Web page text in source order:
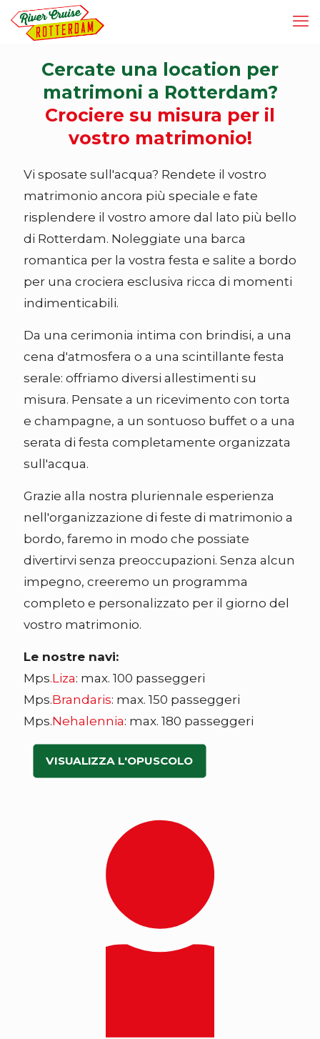
Cercate una location per
matrimoni a Rotterdam?
Crociere su misura per il
vostro matrimonio!
Vi sposate sull'acqua? Rendete il vostro
matrimonio ancora più speciale e fate
risplendere il vostro amore dal lato più bello
di Rotterdam. Noleggiate una barca
romantica per la vostra festa e salite a bordo
per una crociera esclusiva ricca di momenti
indimenticabili.
Da una cerimonia intima con brindisi, a una
cena d'atmosfera o a una scintillante festa
serale: offriamo diversi allestimenti su
misura. Pensate a un ricevimento con torta
e champagne, a un sontuoso buffet o a una
serata di festa completamente organizzata
sull'acqua.
Grazie alla nostra pluriennale esperienza
nell'organizzazione di feste di matrimonio a
bordo, faremo in modo che possiate
divertirvi senza preoccupazioni. Senza alcun
impegno, creeremo un programma
completo e personalizzato per il giorno del
vostro matrimonio.
Le nostre navi:
Mps.Liza: max. 100 passeggeri
Mps.Brandaris: max. 150 passeggeri
Mps.Nehalennia: max. 180 passeggeri
VISUALIZZA L'OPUSCOLO